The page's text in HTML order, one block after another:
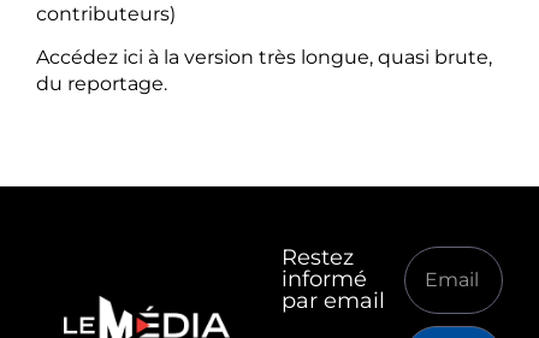
contributeurs)
Accédez ici à la version très longue, quasi brute,
du reportage.
Restez
informé
par email